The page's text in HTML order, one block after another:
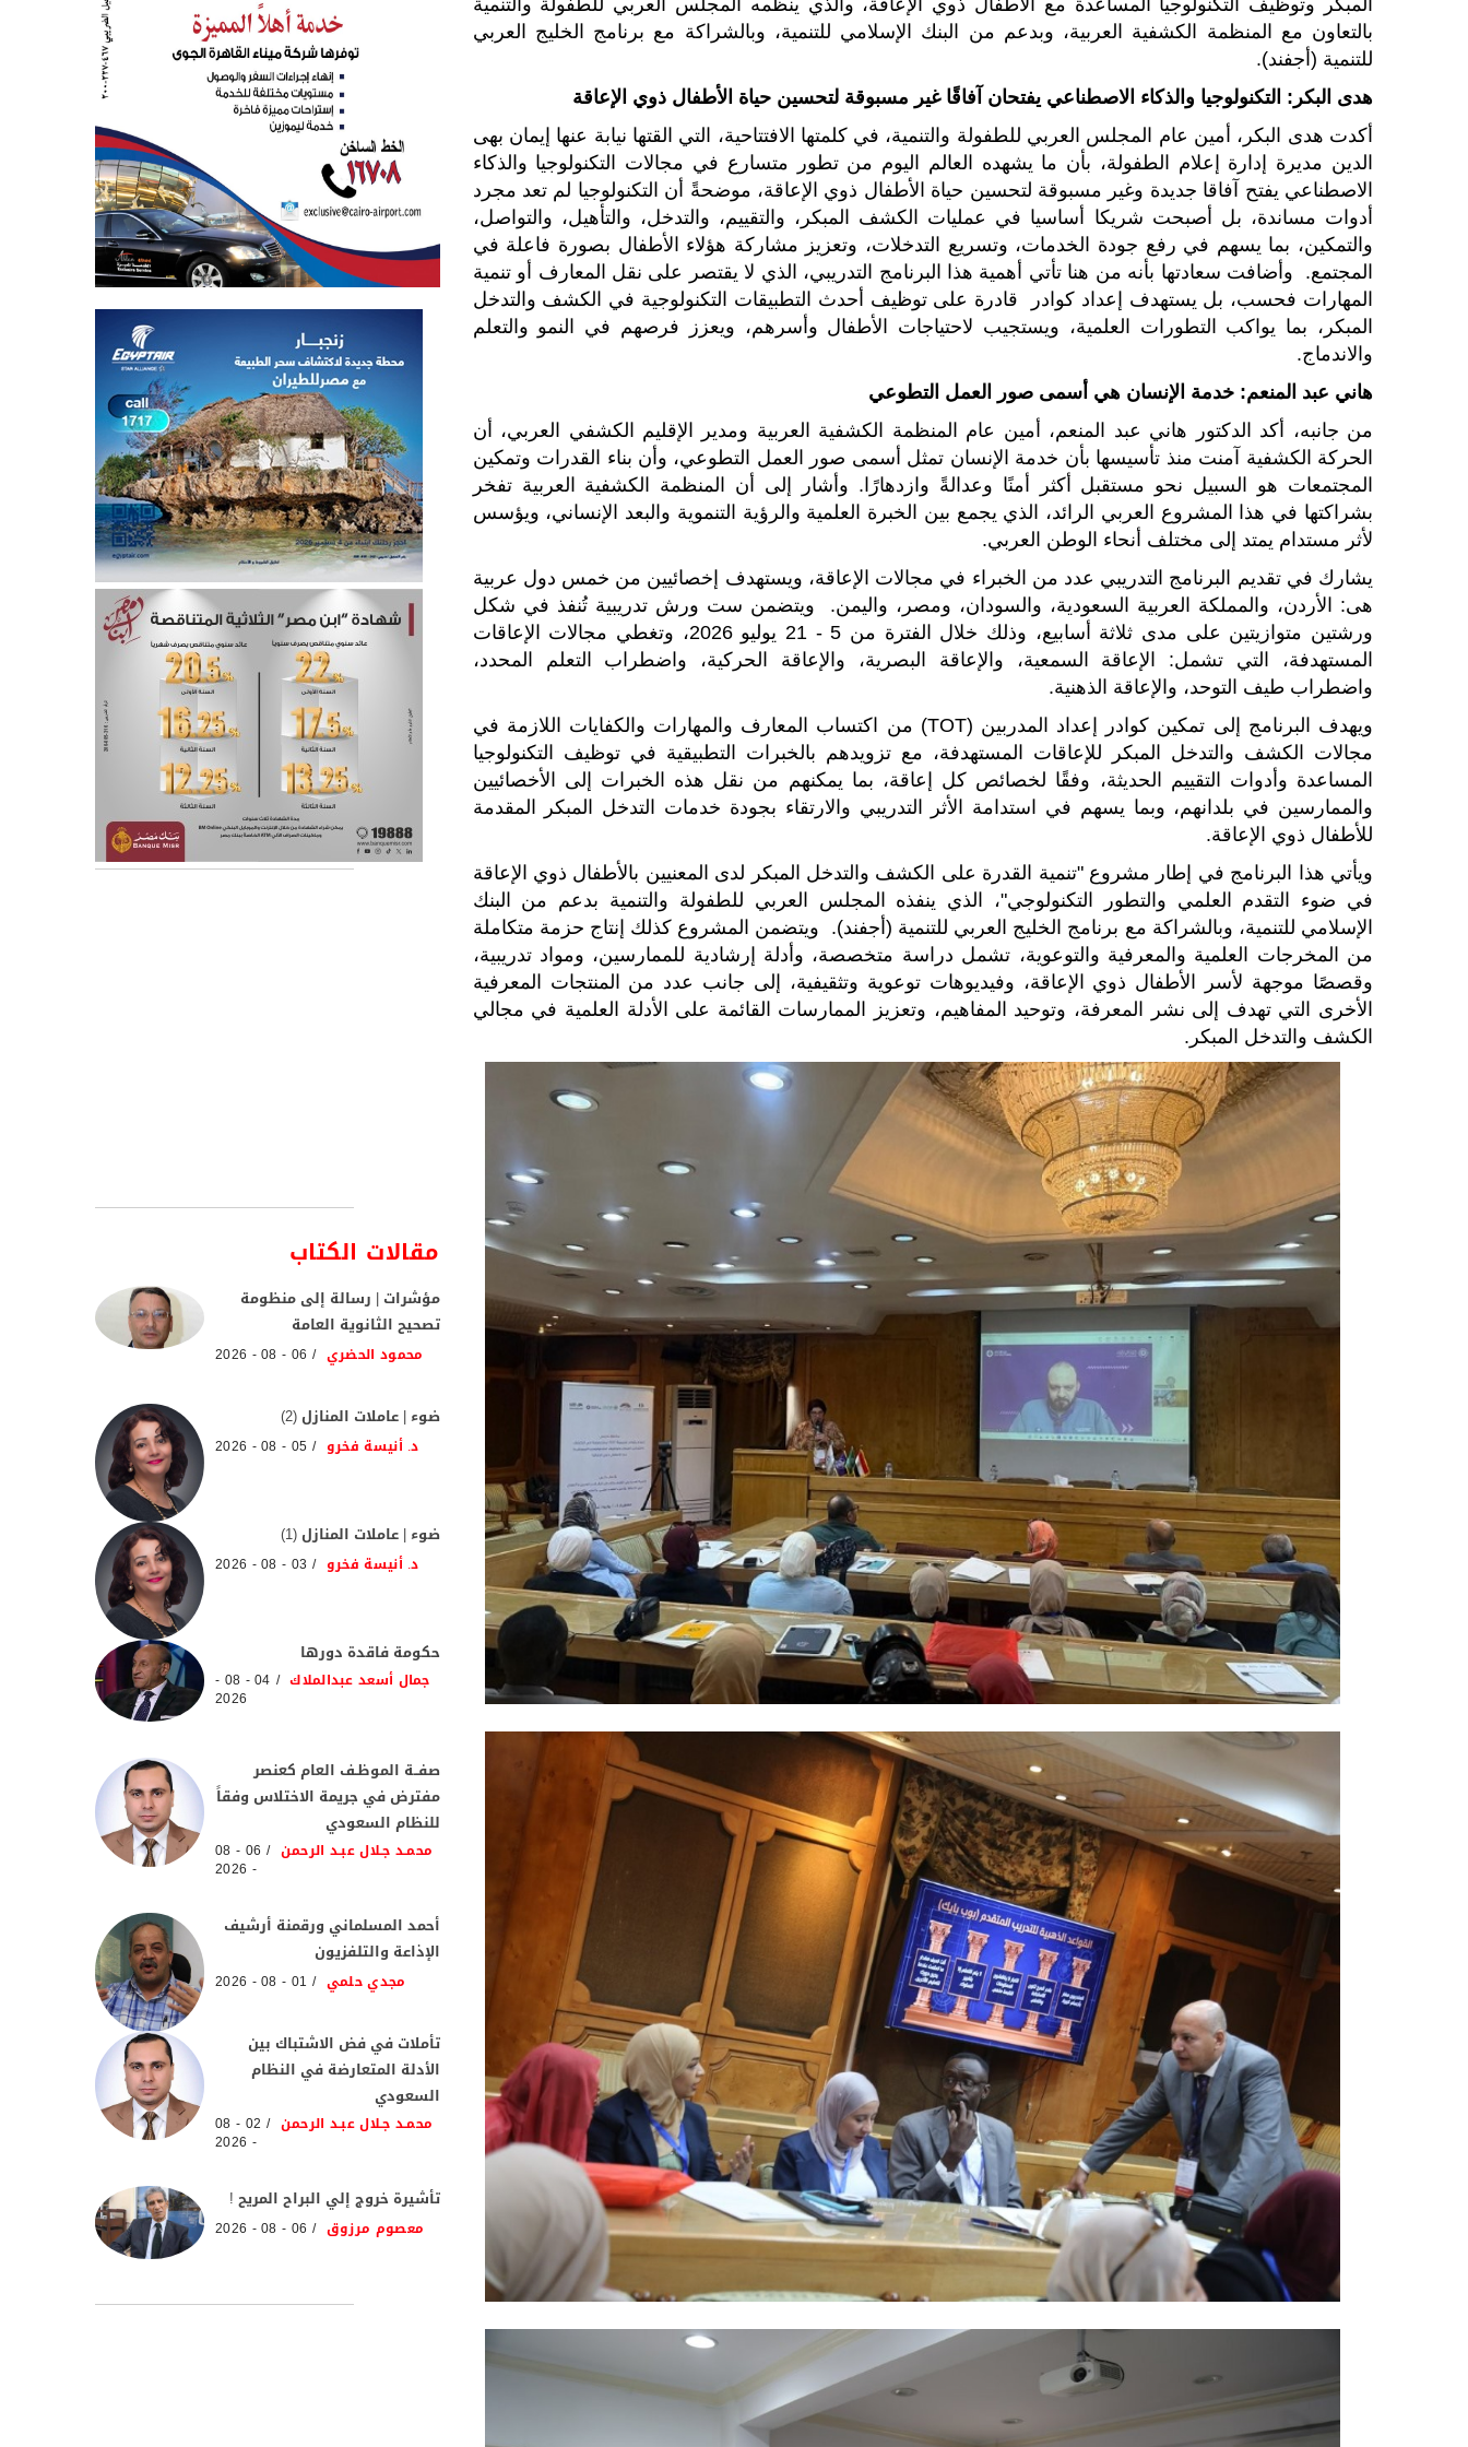
المبكر وتوظيف التكنولوجيا المساعدة مع الأطفال ذوي الإعاقة، والذي ينظمه المجلس العربي للطفولة والتنمية
بالتعاون مع المنظمة الكشفية العربية، وبدعم من البنك الإسلامي للتنمية، وبالشراكة مع برنامج الخليج العربي
للتنمية (أجفند).
هدى البكر: التكنولوجيا والذكاء الاصطناعي يفتحان آفاقًا غير مسبوقة لتحسين حياة الأطفال ذوي الإعاقة
أكدت هدى البكر، أمين عام المجلس العربي للطفولة والتنمية، في كلمتها الافتتاحية، التي القتها نيابة عنها إيمان بهى
الدين مديرة إدارة إعلام الطفولة، بأن ما يشهده العالم اليوم من تطور متسارع في مجالات التكنولوجيا والذكاء
الاصطناعي يفتح آفاقا جديدة وغير مسبوقة لتحسين حياة الأطفال ذوي الإعاقة، موضحةً أن التكنولوجيا لم تعد مجرد
أدوات مساندة، بل أصبحت شريكا أساسيا في عمليات الكشف المبكر، والتقييم، والتدخل، والتأهيل، والتواصل،
والتمكين، بما يسهم في رفع جودة الخدمات، وتسريع التدخلات، وتعزيز مشاركة هؤلاء الأطفال بصورة فاعلة في
المجتمع. وأضافت سعادتها بأنه من هنا تأتي أهمية هذا البرنامج التدريبي، الذي لا يقتصر على نقل المعارف أو تنمية
المهارات فحسب، بل يستهدف إعداد كوادر قادرة على توظيف أحدث التطبيقات التكنولوجية في الكشف والتدخل
المبكر، بما يواكب التطورات العلمية، ويستجيب لاحتياجات الأطفال وأسرهم، ويعزز فرصهم في النمو والتعلم
والاندماج.
هاني عبد المنعم: خدمة الإنسان هي أسمى صور العمل التطوعي
من جانبه، أكد الدكتور هاني عبد المنعم، أمين عام المنظمة الكشفية العربية ومدير الإقليم الكشفي العربي، أن
الحركة الكشفية آمنت منذ تأسيسها بأن خدمة الإنسان تمثل أسمى صور العمل التطوعي، وأن بناء القدرات وتمكين
المجتمعات هو السبيل نحو مستقبل أكثر أمنًا وعدالةً وازدهارًا. وأشار إلى أن المنظمة الكشفية العربية تفخر
بشراكتها في هذا المشروع العربي الرائد، الذي يجمع بين الخبرة العلمية والرؤية التنموية والبعد الإنساني، ويؤسس
لأثر مستدام يمتد إلى مختلف أنحاء الوطن العربي.
يشارك في تقديم البرنامج التدريبي عدد من الخبراء في مجالات الإعاقة، ويستهدف إخصائيين من خمس دول عربية
هى: الأردن، والمملكة العربية السعودية، والسودان، ومصر، واليمن. ويتضمن ست ورش تدريبية تُنفذ في شكل
ورشتين متوازيتين على مدى ثلاثة أسابيع، وذلك خلال الفترة من 5 - 21 يوليو 2026، وتغطي مجالات الإعاقات
المستهدفة، التي تشمل: الإعاقة السمعية، والإعاقة البصرية، والإعاقة الحركية، واضطراب التعلم المحدد،
واضطراب طيف التوحد، والإعاقة الذهنية.
ويهدف البرنامج إلى تمكين كوادر إعداد المدربين (TOT) من اكتساب المعارف والمهارات والكفايات اللازمة في
مجالات الكشف والتدخل المبكر للإعاقات المستهدفة، مع تزويدهم بالخبرات التطبيقية في توظيف التكنولوجيا
المساعدة وأدوات التقييم الحديثة، وفقًا لخصائص كل إعاقة، بما يمكنهم من نقل هذه الخبرات إلى الأخصائيين
والممارسين في بلدانهم، وبما يسهم في استدامة الأثر التدريبي والارتقاء بجودة خدمات التدخل المبكر المقدمة
للأطفال ذوي الإعاقة.
ويأتي هذا البرنامج في إطار مشروع "تنمية القدرة على الكشف والتدخل المبكر لدى المعنيين بالأطفال ذوي الإعاقة
في ضوء التقدم العلمي والتطور التكنولوجي"، الذي ينفذه المجلس العربي للطفولة والتنمية بدعم من البنك
الإسلامي للتنمية، وبالشراكة مع برنامج الخليج العربي للتنمية (أجفند). ويتضمن المشروع كذلك إنتاج حزمة متكاملة
من المخرجات العلمية والمعرفية والتوعوية، تشمل دراسة متخصصة، وأدلة إرشادية للممارسين، ومواد تدريبية،
وقصصًا موجهة لأسر الأطفال ذوي الإعاقة، وفيديوهات توعوية وتثقيفية، إلى جانب عدد من المنتجات المعرفية
الأخرى التي تهدف إلى نشر المعرفة، وتوحيد المفاهيم، وتعزيز الممارسات القائمة على الأدلة العلمية في مجالي
الكشف والتدخل المبكر.
مقالات الكتاب
مؤشرات | رسالة إلى منظومة
تصحيح الثانوية العامة
محمود الحضري 06 - 08 - 2026
ضوء | عاملات المنازل (2)
د. أنيسة فخرو 05 - 08 - 2026
ضوء | عاملات المنازل (1)
د. أنيسة فخرو 03 - 08 - 2026
حكومة فاقدة دورها
جمال أسعد عبدالملاك 04 - 08 -
2026
صفــة الموظـف العام كعنصر
مفترض في جريمة الاختلاس وفقاً
للنظام السعودي
محمـد جـلال عبـد الرحمن 06 - 08
- 2026
أحمد المسلماني ورقمنة أرشيف
الإذاعة والتلفزيون
مجدي حلمي 01 - 08 - 2026
تأملات في فض الاشتباك بين
الأدلة المتعارضة في النظام
السعودي
محمـد جـلال عبـد الرحمن 02 - 08
- 2026
تأشيرة خروج إلي البراح المريح !
معصوم مرزوق 06 - 08 - 2026